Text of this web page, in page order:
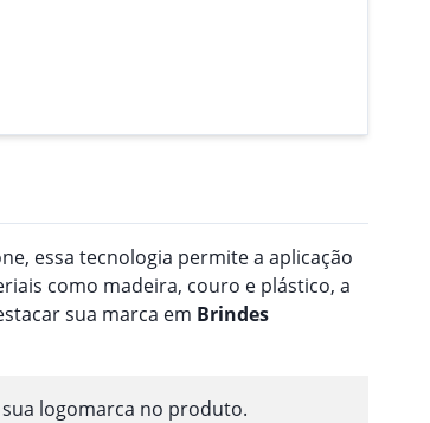
essa tecnologia permite a aplicação
como madeira, couro e plástico, a
sua marca em Brindes
logomarca no produto.